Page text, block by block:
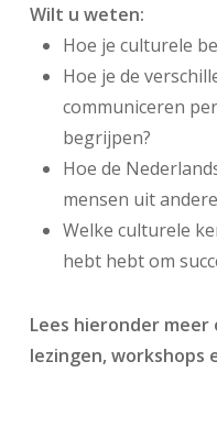
Wilt u weten:
Hoe je culturele
Hoe je de
communiceren
begrijpen?
Hoe de
mensen uit
Welke culturele
hebt hebt om
Lees hieronder meer
lezingen, workshops